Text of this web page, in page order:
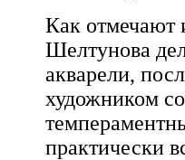
Как отмечают
Шелтунова
акварели,
художником
практически